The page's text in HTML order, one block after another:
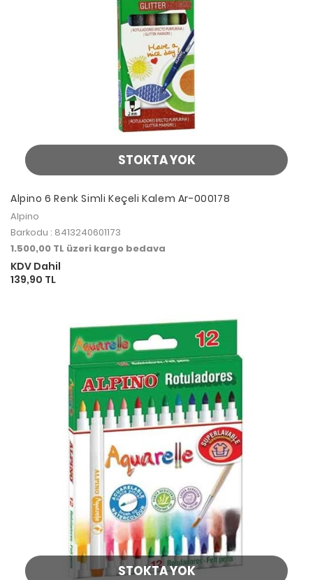
STOKTA YOK
Alpino 6 Renk Simli Keçeli Kalem Ar-000178
Alpino
Barkodu : 8413240601173
1.500,00 TL üzeri kargo bedava
KDV Dahil
139,90 TL
STOKTA YOK